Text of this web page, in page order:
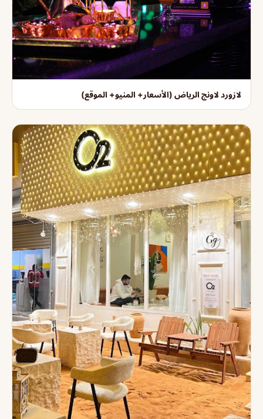
لازورد لاونج الرياض (الأسعار+ المنيو+ الموقع)